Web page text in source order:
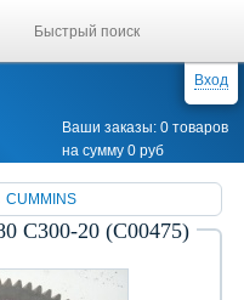
Вход
Ваши заказы: 0 товаров
на сумму 0 руб
CUMMINS
20 (С00475)